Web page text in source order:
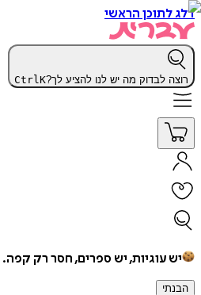
דלג לתוכן הראשי
רוצה לבדוק מה יש לנו להציע לך? CtrlK
יש עוגיות, יש ספרים, חסר רק קפה.
הבנתי